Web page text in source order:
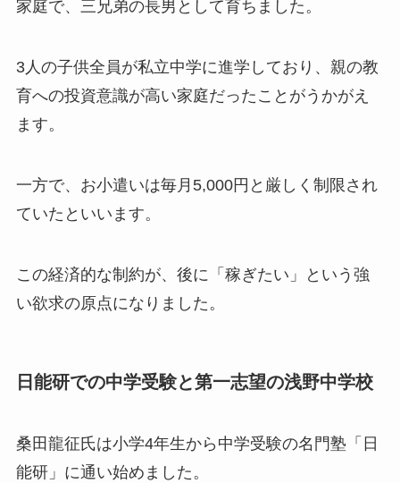
家庭で、三兄弟の長男として育ちました。
3人の子供全員が私立中学に進学しており、親の教
育への投資意識が高い家庭だったことがうかがえ
ます。
一方で、お小遣いは毎月5,000円と厳しく制限され
ていたといいます。
この経済的な制約が、後に「稼ぎたい」という強
い欲求の原点になりました。
日能研での中学受験と第一志望の浅野中学校
桑田龍征氏は小学4年生から中学受験の名門塾「日
能研」に通い始めました。